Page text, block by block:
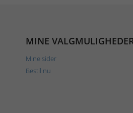
MINE
Mine sider
Bestil nu